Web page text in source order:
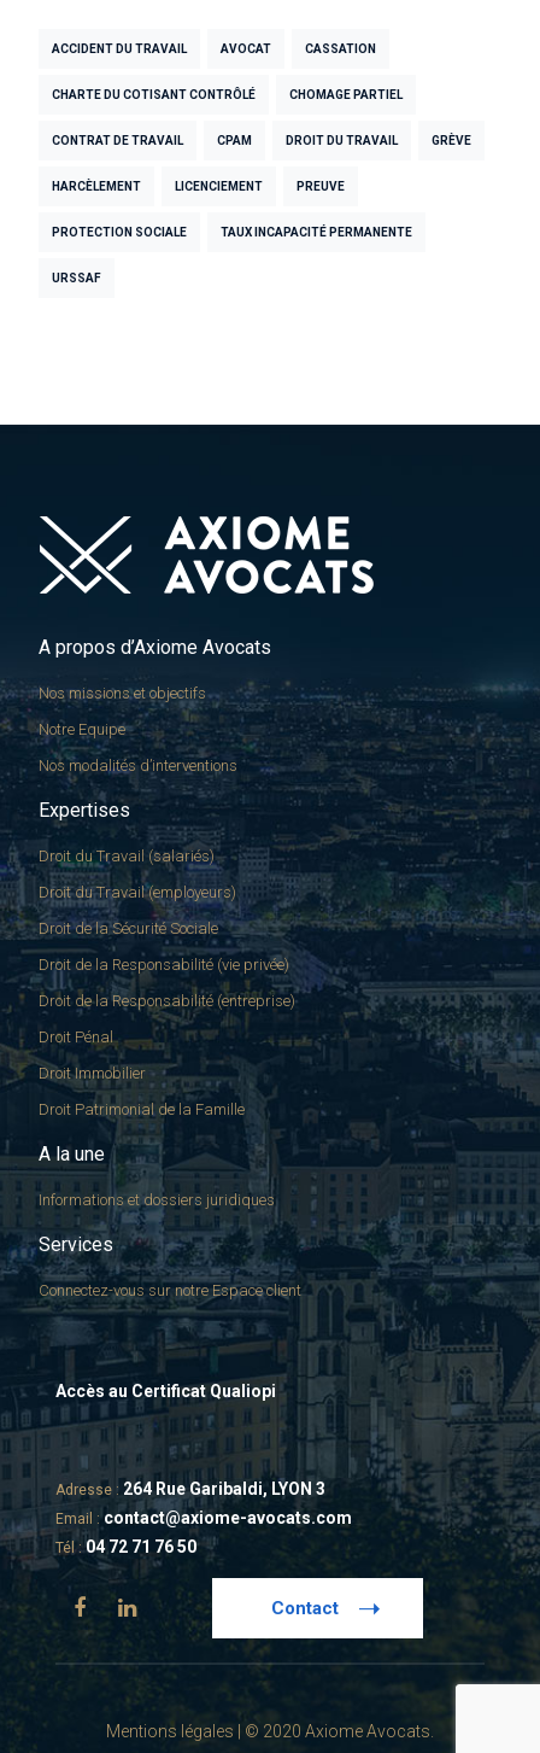
ACCIDENT DU TRAVAIL AVOCAT CASSATION
CHARTE DU COTISANT CONTRÔLÉ CHOMAGE PARTIEL
CONTRAT DE TRAVAIL CPAM DROIT DU TRAVAIL GRÈVE
HARCÈLEMENT LICENCIEMENT PREUVE
PROTECTION SOCIALE TAUX INCAPACITÉ PERMANENTE
URSSAF
A propos d’Axiome Avocats
Nos missions et objectifs
Notre Equipe
Nos modalités d’interventions
Expertises
Droit du Travail (salariés)
Droit du Travail (employeurs)
Droit de la Sécurité Sociale
Droit de la Responsabilité (vie privée)
Droit de la Responsabilité (entreprise)
Droit Pénal
Droit Immobilier
Droit Patrimonial de la Famille
A la une
Informations et dossiers juridiques
Services
Connectez-vous sur notre Espace client
Accès au Certificat Qualiopi
Adresse : 264 Rue Garibaldi, LYON 3
Email :contact@axiome-avocats.com
Tél :04 72 71 76 50
Contact
Mentions légales | © 2020 Axiome Avocats.